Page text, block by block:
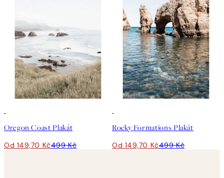
Oregon Coast Plakát
Od 149,70 Kč499 Kč
Rocky Formations Plakát
Od 149,70 Kč499 Kč